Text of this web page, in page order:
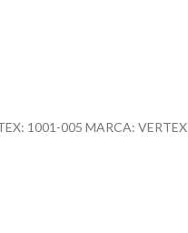
1001-005 MARCA: VERTEX